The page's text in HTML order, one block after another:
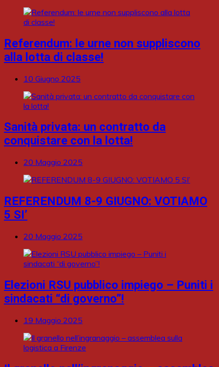
Referendum: le urne non suppliscono
alla lotta di classe!
10 Giugno 2025
Sanità privata: un contratto da
conquistare con la lotta!
20 Maggio 2025
REFERENDUM 8-9 GIUGNO: VOTIAMO
5 SI’
20 Maggio 2025
Elezioni RSU pubblico impiego – Puniti i
sindacati “di governo”!
19 Maggio 2025